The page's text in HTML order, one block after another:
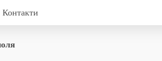
Контакти